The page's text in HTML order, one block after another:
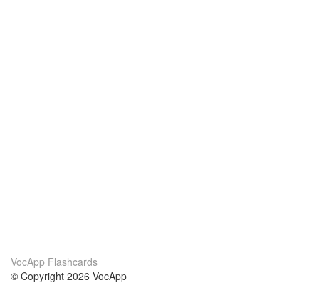
VocApp Flashcards
© Copyright 2026 VocApp